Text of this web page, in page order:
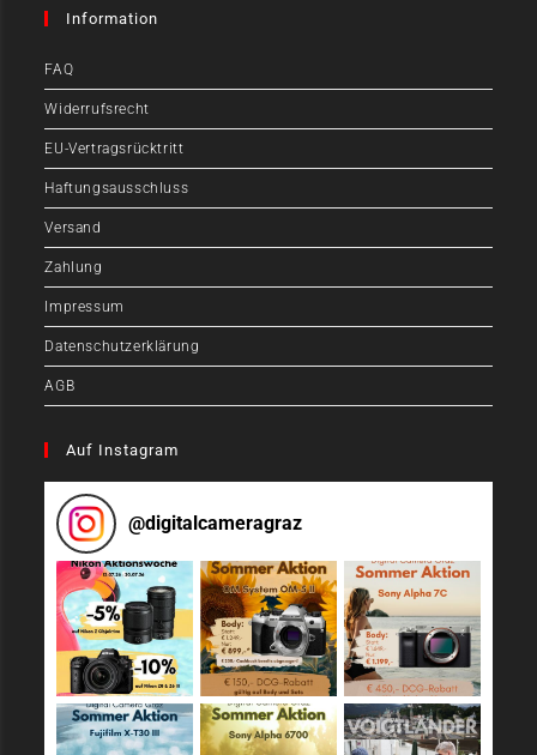
Information
FAQ
Widerrufsrecht
EU-Vertragsrücktritt
Haftungsausschluss
Versand
Zahlung
Impressum
Datenschutzerklärung
AGB
Auf Instagram
@digitalcameragraz